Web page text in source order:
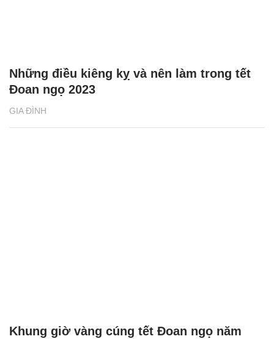
GIA ĐÌNH
Những điều kiêng kỵ và nên làm trong tết
Đoan ngọ 2023
Khung giờ vàng cúng tết Đoan ngọ năm